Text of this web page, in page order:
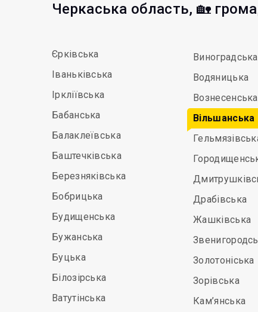
Черкаська область, 🏡
Єрківська
Іваньківська
Іркліївська
Бабанська
Балаклеївська
Баштечківська
Березняківська
Бобрицька
Будищенська
Бужанська
Буцька
Білозірська
Ватутінська
Виноградська
Водяницька
Вознесенська
Вільшанська
Драбівська
Жашківська
Золотоніська
Зорівська
Кам’янська